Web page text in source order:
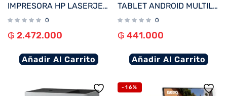
IMPRESORA HP LASERJET PRO 4003DW IMP/RED/USB/WIFI 220V
0
₲ 2.472.000
Añadir Al Carrito
TABLET ANDROID MULTILASER NB600 M7 QC/32GB/2G/7″/WIFI/NEGRO
0
₲ 441.000
Añadir Al Carrito
-16%